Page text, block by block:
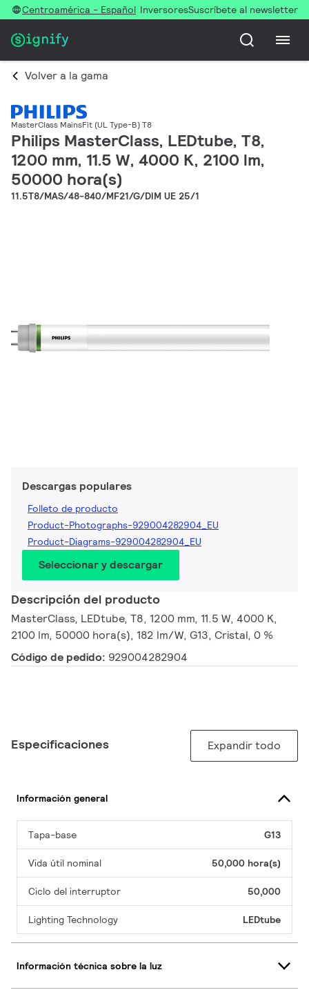
Centroamérica - Español InversoresSuscríbete al newsletter
Volver a la gama
MasterClass MainsFit (UL Type-B) T8
Philips MasterClass, LEDtube, T8,
1200 mm, 11.5 W, 4000 K, 2100 lm,
50000 hora(s)
11.5T8/MAS/48-840/MF21/G/DIM UE 25/1
Descargas populares
Folleto de producto
Product-Photographs-929004282904_EU
Product-Diagrams-929004282904_EU
Seleccionar y descargar
Descripción del producto
MasterClass, LEDtube, T8, 1200 mm, 11.5 W, 4000 K,
2100 lm, 50000 hora(s), 182 lm/W, G13, Cristal, 0 %
Código de pedido: 929004282904
Especificaciones Expandir todo
Información general
Tapa-base G13
Vida útil nominal 50,000 hora(s)
Ciclo del interruptor 50,000
Lighting Technology LEDtube
Información técnica sobre la luz